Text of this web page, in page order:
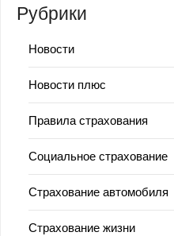
Рубрики
Новости
Новости плюс
Правила страхования
Социальное страхование
Страхование автомобиля
Страхование жизни